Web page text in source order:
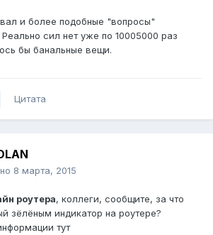
и более подобные "вопросы"
Реально сил нет уже по 10005000 раз
бы банальные вещи.
Цитата
8 марта, 2015
роутера, коллеги, сообщите, за что
зёлёным индикатор на роутере?
тут